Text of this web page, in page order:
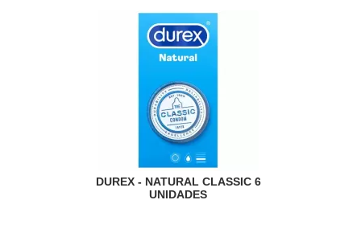
DUREX - NATURAL CLASSIC 6
UNIDADES